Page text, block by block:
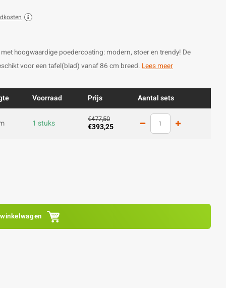
hoogwaardige poedercoating: modern, stoer en trendy! De
voor een tafel(blad) vanaf 86 cm breed. Lees meer
Voorraad Prijs Aantal sets
1 stuks €477,50
€393,25